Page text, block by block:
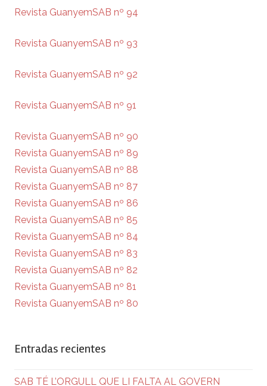
Revista GuanyemSAB nº 94
Revista GuanyemSAB nº 93
Revista GuanyemSAB nº 92
Revista GuanyemSAB nº 91
Revista GuanyemSAB nº 90
Revista GuanyemSAB nº 89
Revista GuanyemSAB nº 88
Revista GuanyemSAB nº 87
Revista GuanyemSAB nº 86
Revista GuanyemSAB nº 85
Revista GuanyemSAB nº 84
Revista GuanyemSAB nº 83
Revista GuanyemSAB nº 82
Revista GuanyemSAB nº 81
Revista GuanyemSAB nº 80
Entradas recientes
SAB TÉ L’ORGULL QUE LI FALTA AL GOVERN